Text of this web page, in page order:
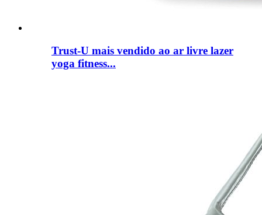
Trust-U mais vendido ao ar livre lazer
yoga fitness...